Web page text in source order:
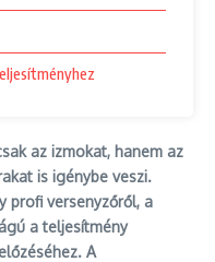
az izmokat, hanem az
is igénybe veszi.
profi versenyzőről, a
a teljesítmény
A